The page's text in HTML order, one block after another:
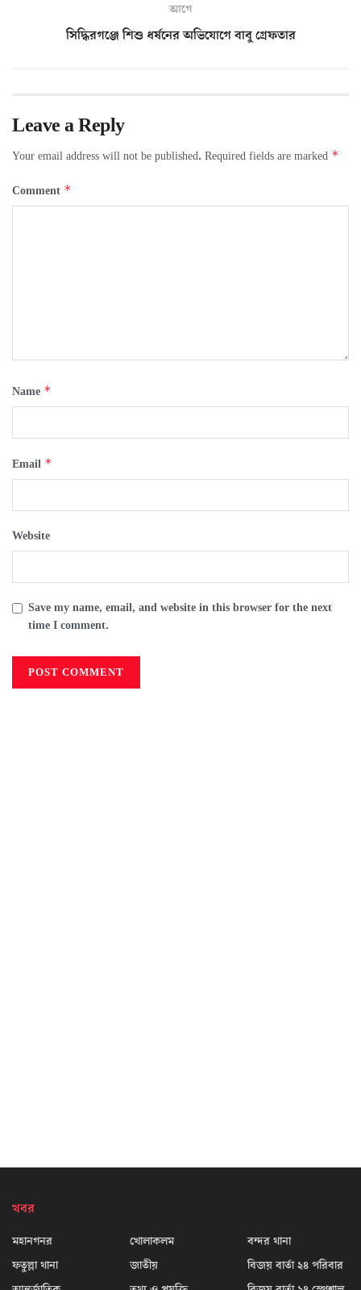
আগে
সিদ্ধিরগঞ্জে শিশু ধর্ষনের অভিযোগে বাবু গ্রেফতার
Leave a Reply
Your email address will not be published. Required fields are marked *
Comment *
Name *
Email *
Website
Save my name, email, and website in this browser for the next
time I comment.
খবর
মহানগনর
ফতুল্লা থানা
খোলাকলম
জাতীয়
বন্দর থানা
বিজয় বার্তা ২৪ পরিবার